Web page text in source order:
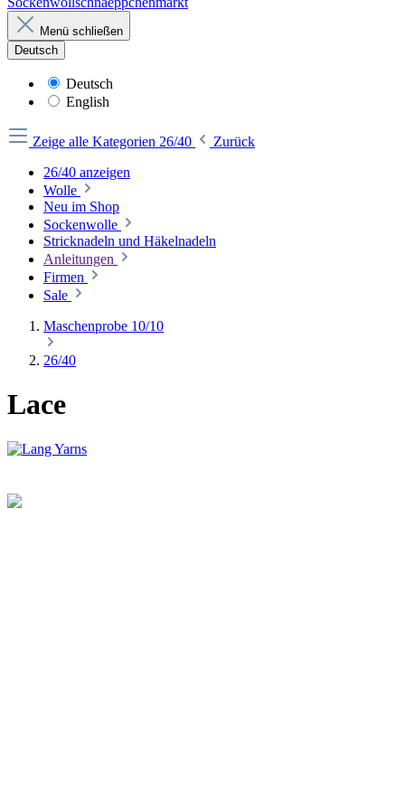
Menü schließen
Deutsch
Deutsch
English
Zeige alle Kategorien 26/40
Zurück
26/40 anzeigen
Wolle
Neu im Shop
Sockenwolle
Stricknadeln und Häkelnadeln
Anleitungen
Firmen
Sale
Maschenprobe 10/10
26/40
Lace